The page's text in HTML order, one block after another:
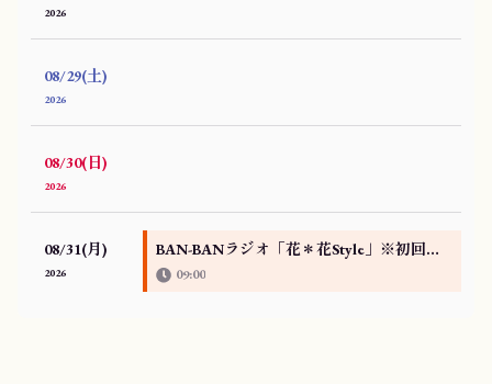
2026
08/29(土)
2026
08/30(日)
2026
08/31(月)
2026
BAN-BANラジオ「花＊花Style」※初回放送版
09:00